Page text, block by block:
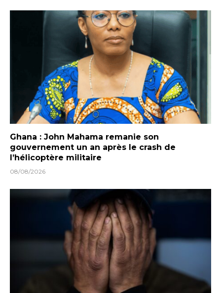
Ghana : John Mahama remanie son
gouvernement un an après le crash de
l’hélicoptère militaire
08/08/2026